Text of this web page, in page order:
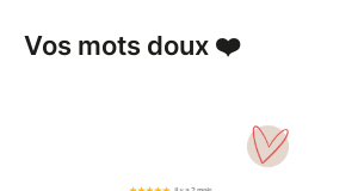
Vos mots doux ❤️